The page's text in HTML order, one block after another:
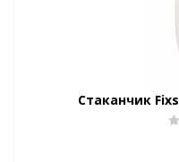
Стаканчик